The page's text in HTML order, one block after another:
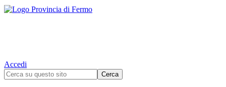
Accedi